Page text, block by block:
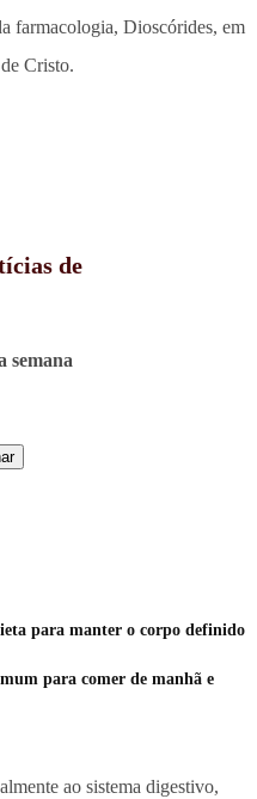
farmacologia, Dioscórides, em
Cristo.
de
semana
para manter o corpo definido
para comer de manhã e
ao sistema digestivo,